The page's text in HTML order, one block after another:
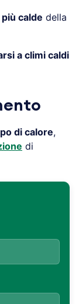
calde della
a climi caldi
di calore,
di